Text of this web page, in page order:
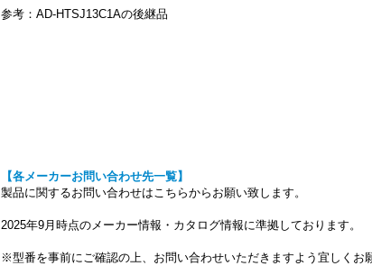
参考：AD-HTSJ13C1Aの後継品
【各メーカーお問い合わせ先一覧】
製品に関するお問い合わせはこちらからお願い致します。
2025年9月時点のメーカー情報・カタログ情報に準拠しております。
※型番を事前にご確認の上、お問い合わせいただきますよう宜しくお